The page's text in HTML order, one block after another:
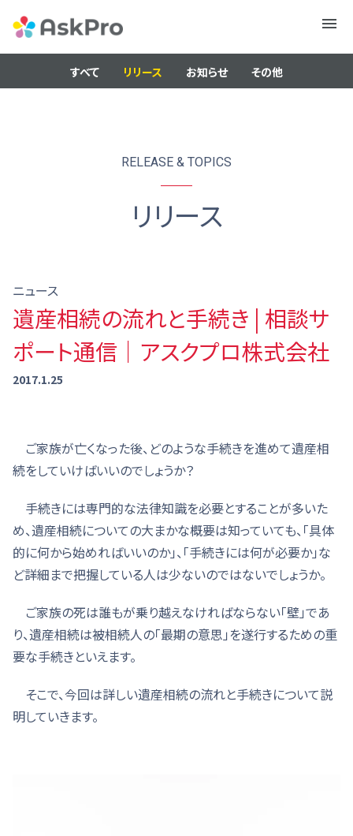
メニュ
すべて リリース お知らせ その他
RELEASE & TOPICS
リリース
ニュース
遺産相続の流れと手続き | 相談サ
ポート通信｜アスクプロ株式会社
2017.1.25
ご家族が亡くなった後、どのような手続きを進めて遺産相
続をしていけばいいのでしょうか？
手続きには専門的な法律知識を必要とすることが多いた
め、遺産相続についての大まかな概要は知っていても、「具体
的に何から始めればいいのか」、「手続きには何が必要か」な
ど詳細まで把握している人は少ないのではないでしょうか。
ご家族の死は誰もが乗り越えなければならない「壁」であ
り、遺産相続は被相続人の「最期の意思」を遂行するための重
要な手続きといえます。
そこで、今回は詳しい遺産相続の流れと手続きについて説
明していきます。